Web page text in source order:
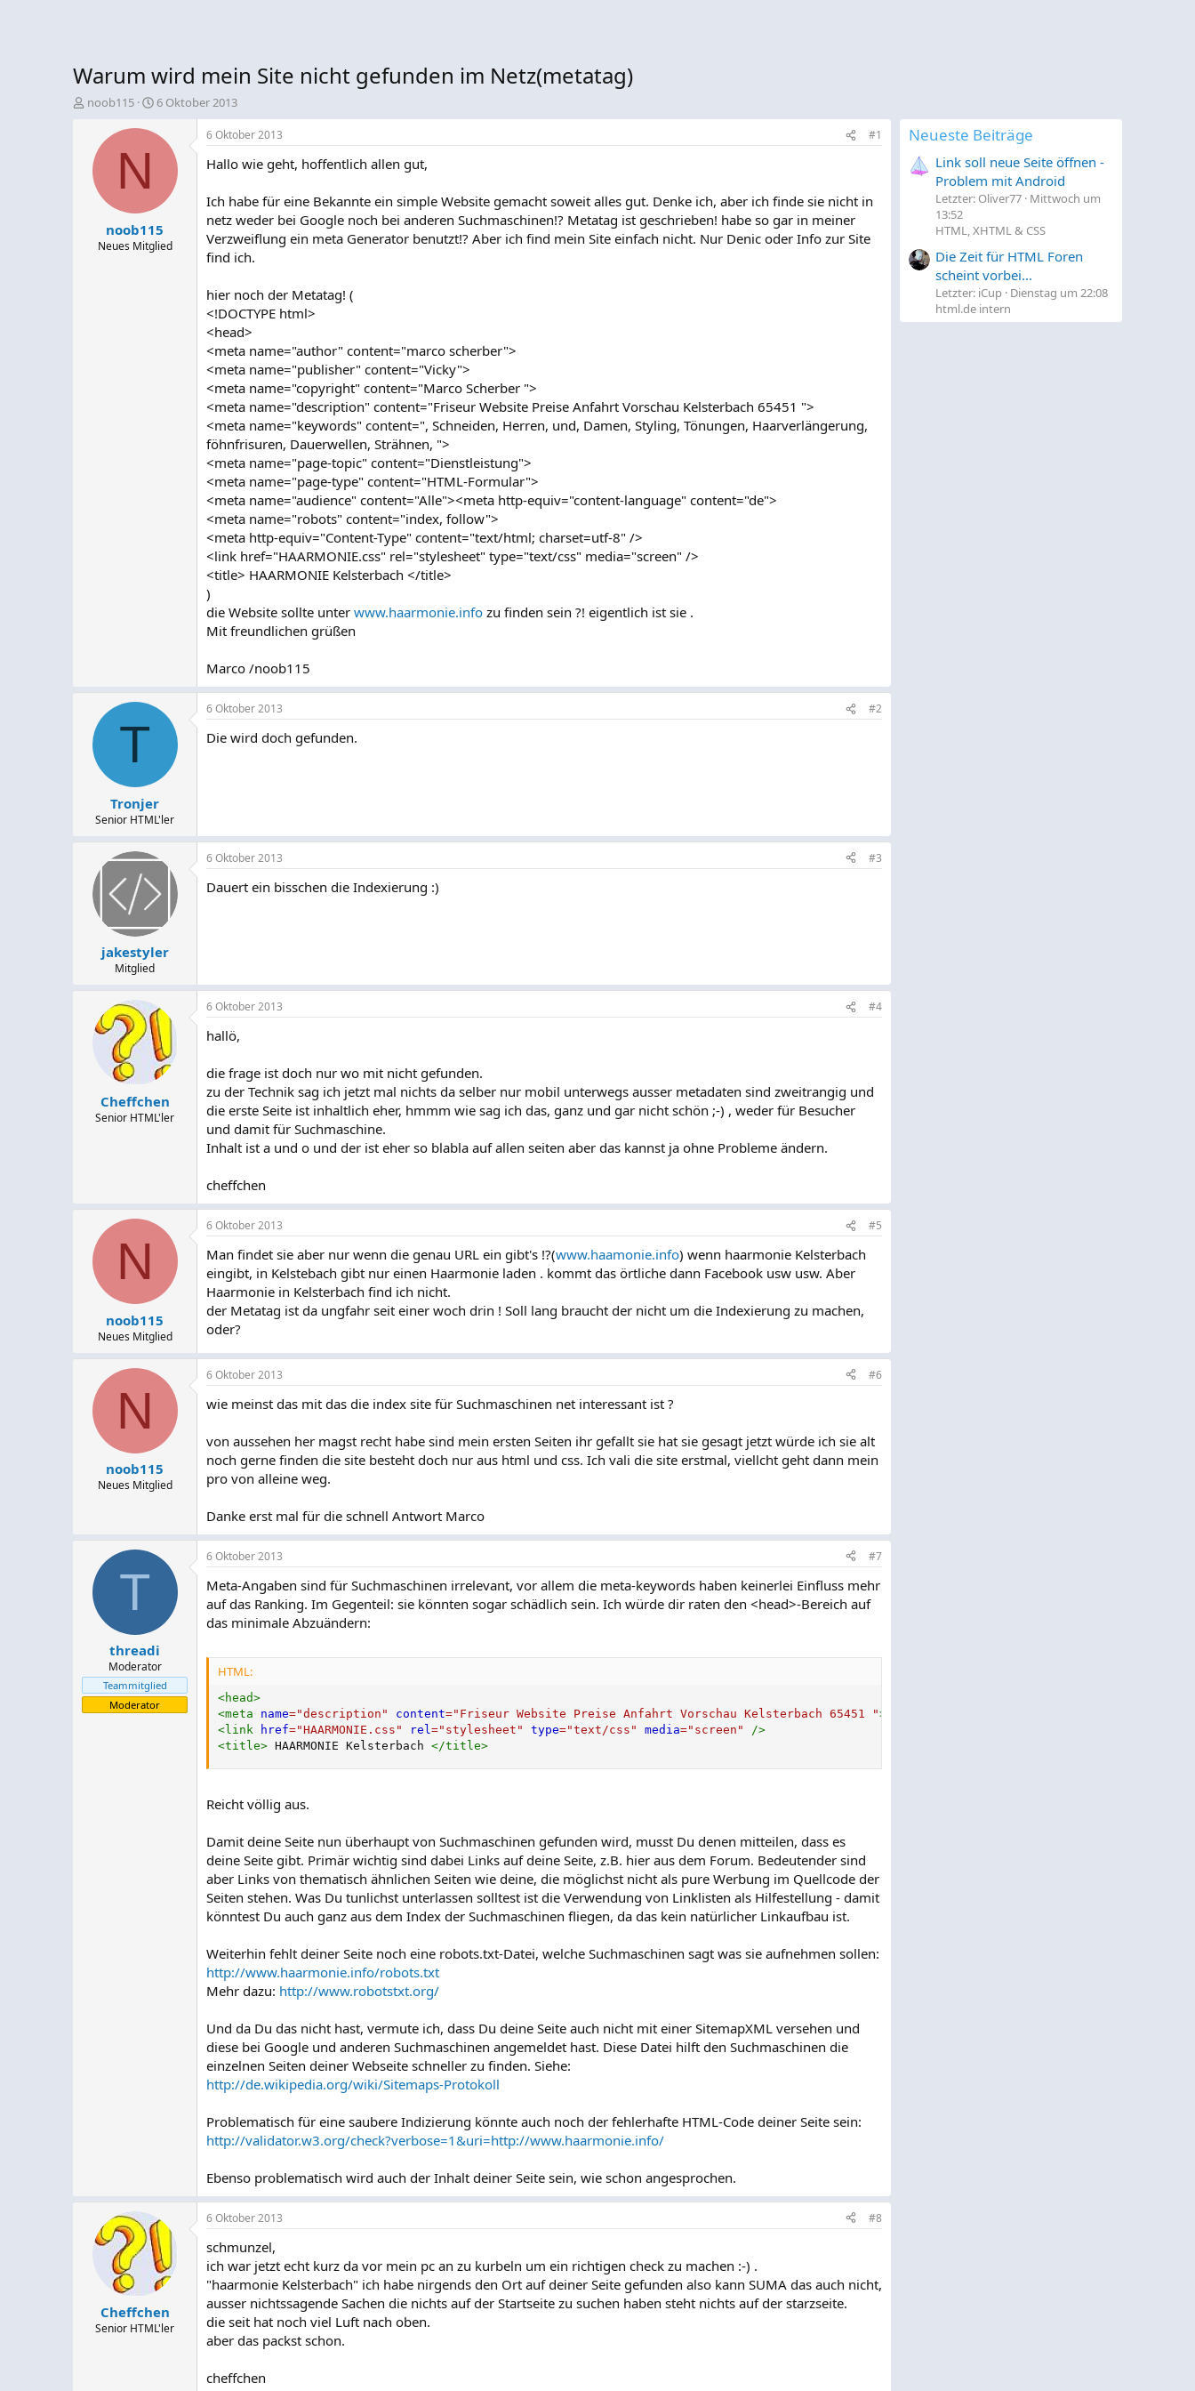
Warum wird mein Site nicht gefunden im Netz(metatag)
E
noob115
E
s
t
a
m
6 Oktober 2013
N
noob115
Neues Mitglied
6 Oktober 2013 #1
Hallo wie geht, hoffentlich allen gut,
Ich habe für eine Bekannte ein simple Website gemacht soweit alles gut. Denke ich, aber ich finde sie nicht in
netz weder bei Google noch bei anderen Suchmaschinen!? Metatag ist geschrieben! habe so gar in meiner
Verzweiflung ein meta Generator benutzt!? Aber ich find mein Site einfach nicht. Nur Denic oder Info zur Site
find ich.
hier noch der Metatag! (
<!DOCTYPE html>
<head>
<meta name="author" content="marco scherber">
<meta name="publisher" content="Vicky">
<meta name="copyright" content="Marco Scherber ">
<meta name="description" content="Friseur Website Preise Anfahrt Vorschau Kelsterbach 65451 ">
<meta name="keywords" content=", Schneiden, Herren, und, Damen, Styling, Tönungen, Haarverlängerung,
föhnfrisuren, Dauerwellen, Strähnen, ">
<meta name="page-topic" content="Dienstleistung">
<meta name="page-type" content="HTML-Formular">
<meta name="audience" content="Alle"><meta http-equiv="content-language" content="de">
<meta name="robots" content="index, follow">
<meta http-equiv="Content-Type" content="text/html; charset=utf-8" />
<link href="HAARMONIE.css" rel="stylesheet" type="text/css" media="screen" />
<title> HAARMONIE Kelsterbach </title>
)
die Website sollte unter www.haarmonie.info zu finden sein ?! eigentlich ist sie .
Mit freundlichen grüßen
Marco /noob115
T
Tronjer
Senior HTML'ler
6 Oktober 2013 #2
Die wird doch gefunden.
jakestyler
Mitglied
6 Oktober 2013 #3
Dauert ein bisschen die Indexierung :)
Cheffchen
Senior HTML'ler
6 Oktober 2013 #4
hallö,
die frage ist doch nur wo mit nicht gefunden.
zu der Technik sag ich jetzt mal nichts da selber nur mobil unterwegs ausser metadaten sind zweitrangig und
die erste Seite ist inhaltlich eher, hmmm wie sag ich das, ganz und gar nicht schön ;-) , weder für Besucher
und damit für Suchmaschine.
Inhalt ist a und o und der ist eher so blabla auf allen seiten aber das kannst ja ohne Probleme ändern.
cheffchen
N
noob115
Neues Mitglied
6 Oktober 2013 #5
Man findet sie aber nur wenn die genau URL ein gibt's !?(www.haamonie.info) wenn haarmonie Kelsterbach
eingibt, in Kelstebach gibt nur einen Haarmonie laden . kommt das örtliche dann Facebook usw usw. Aber
Haarmonie in Kelsterbach find ich nicht.
der Metatag ist da ungfahr seit einer woch drin ! Soll lang braucht der nicht um die Indexierung zu machen,
oder?
N
noob115
Neues Mitglied
6 Oktober 2013 #6
wie meinst das mit das die index site für Suchmaschinen net interessant ist ?
von aussehen her magst recht habe sind mein ersten Seiten ihr gefallt sie hat sie gesagt jetzt würde ich sie alt
noch gerne finden die site besteht doch nur aus html und css. Ich vali die site erstmal, viellcht geht dann mein
pro von alleine weg.
Danke erst mal für die schnell Antwort Marco
T
threadi
Moderator
Teammitglied
Moderator
6 Oktober 2013 #7
Meta-Angaben sind für Suchmaschinen irrelevant, vor allem die meta-keywords haben keinerlei Einfluss mehr
auf das Ranking. Im Gegenteil: sie könnten sogar schädlich sein. Ich würde dir raten den <head>-Bereich auf
das minimale Abzuändern:
HTML:
<head>
<meta name="description " content=" Friseur Website Preise Anfahrt Vorschau Kelsterbach 65451 ">
<link href="HAARMONIE.css " rel=" stylesheet " type="text/css " media=" screen "
/>
<title> HAARMONIE Kelsterbach </title>
Reicht völlig aus.
Damit deine Seite nun überhaupt von Suchmaschinen gefunden wird, musst Du denen mitteilen, dass es
deine Seite gibt. Primär wichtig sind dabei Links auf deine Seite, z.B. hier aus dem Forum. Bedeutender sind
aber Links von thematisch ähnlichen Seiten wie deine, die möglichst nicht als pure Werbung im Quellcode der
Seiten stehen. Was Du tunlichst unterlassen solltest ist die Verwendung von Linklisten als Hilfestellung - damit
könntest Du auch ganz aus dem Index der Suchmaschinen fliegen, da das kein natürlicher Linkaufbau ist.
Weiterhin fehlt deiner Seite noch eine robots.txt-Datei, welche Suchmaschinen sagt was sie aufnehmen sollen:
http://www.haarmonie.info/robots.txt
Mehr dazu: http://www.robotstxt.org/
Und da Du das nicht hast, vermute ich, dass Du deine Seite auch nicht mit einer SitemapXML versehen und
diese bei Google und anderen Suchmaschinen angemeldet hast. Diese Datei hilft den Suchmaschinen die
einzelnen Seiten deiner Webseite schneller zu finden. Siehe:
http://de.wikipedia.org/wiki/Sitemaps-Protokoll
Problematisch für eine saubere Indizierung könnte auch noch der fehlerhafte HTML-Code deiner Seite sein:
http://validator.w3.org/check?verbose=1&uri=http://www.haarmonie.info/
Ebenso problematisch wird auch der Inhalt deiner Seite sein, wie schon angesprochen.
Cheffchen
Senior HTML'ler
6 Oktober 2013 #8
schmunzel,
ich war jetzt echt kurz da vor mein pc an zu kurbeln um ein richtigen check zu machen :-) .
"haarmonie Kelsterbach" ich habe nirgends den Ort auf deiner Seite gefunden also kann SUMA das auch nicht,
ausser nichtssagende Sachen die nichts auf der Startseite zu suchen haben steht nichts auf der starzseite.
die seit hat noch viel Luft nach oben.
aber das packst schon.
cheffchen
Neueste Beiträge
Link soll neue Seite öffnen -
Problem mit Android
Letzter: Oliver77 Mittwoch um
13:52
HTML, XHTML & CSS
Die Zeit für HTML Foren
scheint vorbei...
Letzter: iCup Dienstag um 22:08
html.de intern